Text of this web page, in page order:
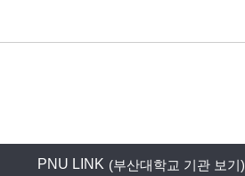
PNU LINK (부산대학교 기관 보기)